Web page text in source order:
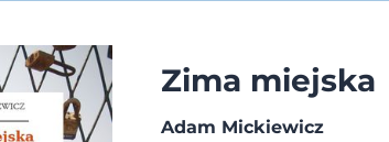
Zima miejska
Adam Mickiewicz